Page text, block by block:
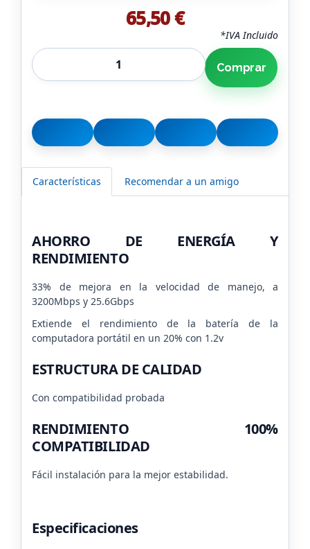
65,50 €
*IVA Incluido
Comprar
Características Recomendar a un amigo
AHORRO DE ENERGÍA Y
RENDIMIENTO
33% de mejora en la velocidad de manejo, a
3200Mbps y 25.6Gbps
Extiende el rendimiento de la batería de la
computadora portátil en un 20% con 1.2v
ESTRUCTURA DE CALIDAD
Con compatibilidad probada
RENDIMIENTO 100%
COMPATIBILIDAD
Fácil instalación para la mejor estabilidad.
Especificaciones